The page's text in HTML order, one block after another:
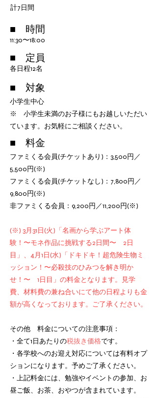
計7日間
■ 時間
11:30〜18:00
■ 定員
各日程12名
■ 対象
小学生中心
​※ 小学生未満のお子様にもお越しいただい
ています。お気軽にご相談ください。
■ 料金
ファミくる会員(チケットあり)：3,500円／
5,500円(※)
ファミくる会員(チケットなし)：7,800円／
9,800円(※)
非ファミくる会員：9,200円／11,200円(※)
(※) 3月31日(火)「名画から学ぶアート体
験！〜モネ作品に挑戦する2日間〜 2日
目」、4月1日(水)「ドキドキ！超危険生物ミ
ッション！〜必殺技のひみつを解き明か
せ！〜 1日目」の料金となります。見学
費、材料費の兼ね合いにて他の日程よりも金
額が高くなっております。ご了承ください。
その他 料金についての注意事項：
・全て1日あたりの税抜き価格です。
・各学校へのお迎え対応については有料オプ
ションになります。予めご了承ください。
・上記料金には、勉強やイベントの参加、お
昼ご飯、お茶、おやつが含まれています。